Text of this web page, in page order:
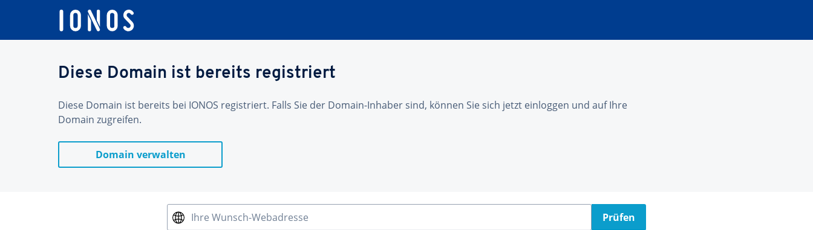
Diese Domain ist bereits registriert
Diese Domain ist bereits bei IONOS registriert. Falls Sie der Domain-Inhaber sind, können Sie sich jetzt einloggen und auf Ihre
Domain zugreifen.
Domain verwalten
Ihre Wunsch-Webadresse Prüfen